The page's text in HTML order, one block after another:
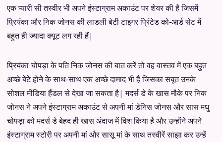
एक प्यारी सी तस्वीर भी अपने इंस्टाग्राम अकाउंट पर शेयर की है जिसमें
प्रियंका और निक जोनस की लाडली बेटी टाइगर प्रिंटेड को-आर्ड सेट में
बहुत ही ज्यादा क्यूट लग रही हैं|
प्रियंका चोपड़ा के पति निक जोनस की बात करें तो वह वास्तव में एक बहुत
अच्छे बेटे होने के साथ-साथ एक अच्छे दामाद भी हैं जिसका सबूत उनके
सोशल मीडिया हैंडल से देखा जा सकता है| मदर्स डे के खास मौके पर निक
जोनस ने अपने इंस्टाग्राम अकाउंट से अपनी मां डेनिस जोनस और सास मधु
चोपड़ा को मदर्स डे बेहद ही खास अंदाज में विश किया है और उन्होंने अपने
इंस्टाग्राम स्टोरी पर अपनी मां और सासू मां के साथ तस्वीरें साझा कर उन्हें